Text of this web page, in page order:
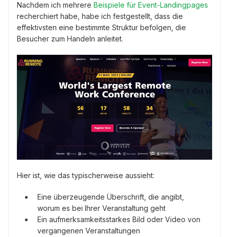
Nachdem ich mehrere Beispiele für Event-Landingpages
recherchiert habe, habe ich festgestellt, dass die
effektivsten eine bestimmte Struktur befolgen, die
Besucher zum Handeln anleitet.
Hier ist, wie das typischerweise aussieht:
Eine überzeugende Überschrift, die angibt,
worum es bei Ihrer Veranstaltung geht
Ein aufmerksamkeitsstarkes Bild oder Video von
vergangenen Veranstaltungen